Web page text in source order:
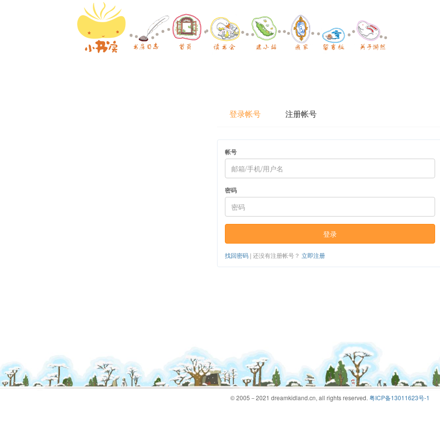
登录帐号 注册帐号
帐号
密码
登录
找回密码 | 还没有注册帐号？ 立即注册
© 2005－2021 dreamkidland.cn, all rights reserved. 粤ICP备13011623号-1